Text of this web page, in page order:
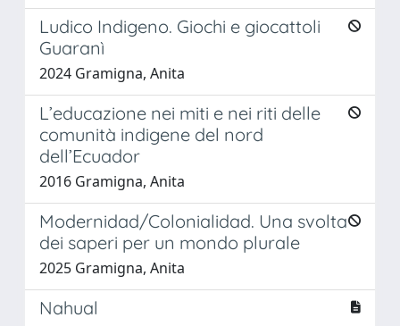
Ludico Indigeno. Giochi e giocattoli
Guaranì
2024 Gramigna, Anita
L’educazione nei miti e nei riti delle
comunità indigene del nord
dell’Ecuador
2016 Gramigna, Anita
Modernidad/Colonialidad. Una svolta
dei saperi per un mondo plurale
2025 Gramigna, Anita
Nahual